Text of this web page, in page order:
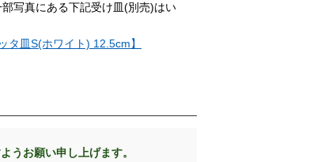
写真にある下記受け皿(別売)はい
タ皿S(ホワイト) 12.5cm】
うお願い申し上げます。